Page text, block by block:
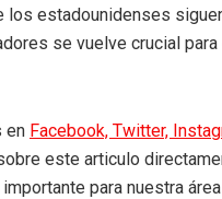
los estadounidenses
se vuelve crucial para
en Facebook, Twitter,
este articulo
para nuestra